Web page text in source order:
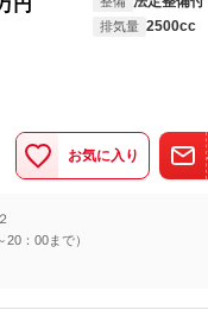
円
排気量 2500cc
お気に入り
：00まで）